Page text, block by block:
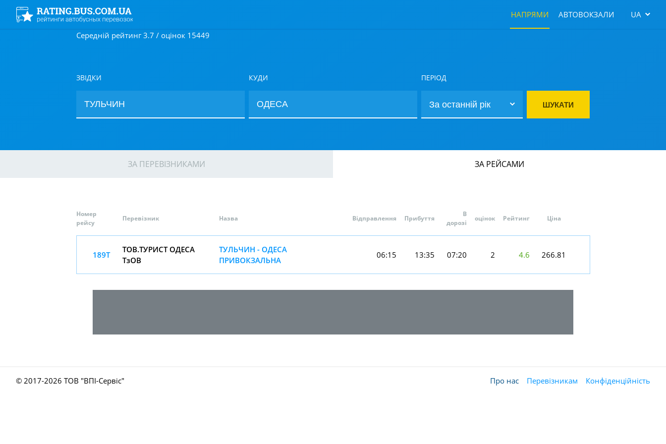
НАПРЯМИ АВТОВОКЗАЛИ UA
Середній рейтинг 3.7 / оцінок 15449
ЗВІДКИ КУДИ ПЕРІОД
ШУКАТИ
ЗА ПЕРЕВІЗНИКАМИ ЗА РЕЙСАМИ
Номер
рейсу
Перевізник Назва Відправлення Прибуття
В
дорозі
оцінок Рейтинг Ціна
189Т
ТОВ.ТУРИСТ ОДЕСА
ТзОВ
ТУЛЬЧИН - ОДЕСА
ПРИВОКЗАЛЬНА
06:15 13:35 07:20 2 4.6 266.81
© 2017-2026 ТОВ "ВПІ-Сервіс" Про нас Перевізникам Конфіденційність